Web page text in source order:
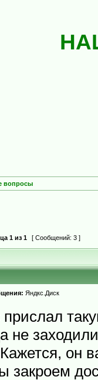
вопросы
1 из 1 [ Сообщений: 3 ]
Яндкс.Диск
прислал
не
он
закроем